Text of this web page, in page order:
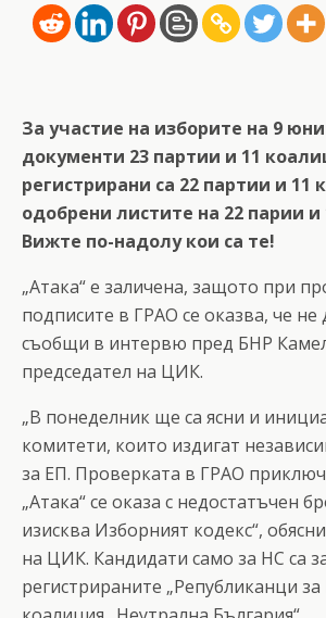
За участие на изборите на 9
документи 23 партии и 11
регистрирани са 22 партии и 11
одобрени листите на 22 парии
Вижте по-надолу кои са те!
„Атака“ е заличена, защото при
подписите в ГРАО се оказва, че не
съобщи в интервю пред БНР
председател на ЦИК.
„В понеделник ще са ясни и
комитети, които издигат
за ЕП. Проверката в ГРАО
„Атака“ се оказа с недостатъчен
изисква Изборният кодекс“,
на ЦИК. Кандидати само за НС са
регистрираните „Републиканци за